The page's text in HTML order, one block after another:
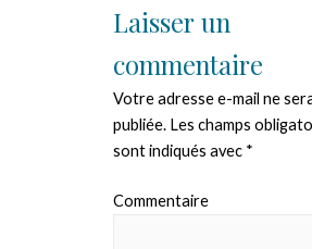
Laisser un
commentaire
Votre adresse e-mail ne
publiée. Les champs
sont indiqués avec *
Commentaire